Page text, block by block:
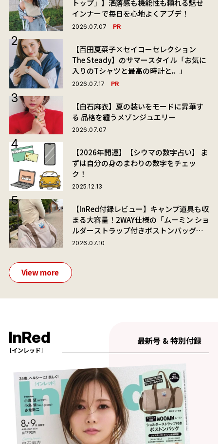
トップ」】洒落感も機能性も頼れる魅せ
インナーで毎日を心地よくアプデ！
2026.07.07 PR
【百田夏菜子×セイコーセレクション
The Steady】のサマースタイル「お気に
入りのTシャツと最高の時計と。」
2026.07.17 PR
【白石麻衣】夏の装いをモードに昇華す
る 品格を纏うメゾンジュエリー
2026.07.07
【2026年開運】【シウマの数字占い】 ま
ずは自分の身のまわりの数字をチェッ
ク！
2025.12.13
【InRed付録レビュー】キャンプ道具も収
まる大容量！2WAY仕様の「ムーミン ショ
ルダーストラップ付きボストンバッグ」
が夏旅におすすめな理由
2026.07.10
View more
InRed
［インレッド］
最新号 & 特別付録